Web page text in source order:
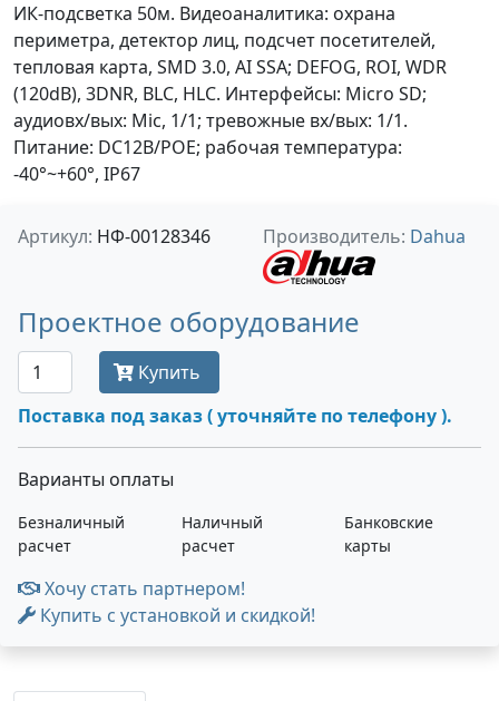
ИК-подсветка 50м. Видеоаналитика: охрана
периметра, детектор лиц, подсчет посетителей,
тепловая карта, SMD 3.0, AI SSA; DEFOG, ROI, WDR
(120dB), 3DNR, BLC, HLC. Интерфейсы: Micro SD;
аудиовх/вых: Mic, 1/1; тревожные вх/вых: 1/1.
Питание: DC12В/PОE; рабочая температура:
-40°~+60°, IP67
Артикул: НФ-00128346 Производитель: Dahua
Проектное оборудование
Купить
Поставка под заказ ( уточняйте по телефону ).
Варианты оплаты
Безналичный
расчет
Наличный
расчет
Банковские
карты
Хочу стать партнером!
Купить с установкой и скидкой!